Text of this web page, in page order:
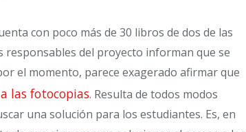
con poco más de 30 libros de dos de las
responsables del proyecto informan que se
el momento, parece exagerado afirmar que
las fotocopias. Resulta de todos modos
una solución para los estudiantes. Es, en